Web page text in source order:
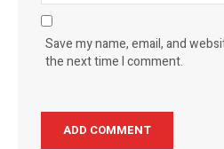
Save my name, email, and
the next time I comment.